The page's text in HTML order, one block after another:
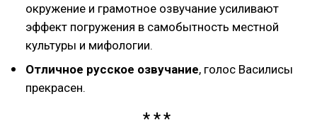
окружение и грамотное озвучание усиливают
эффект погружения в самобытность местной
культуры и мифологии.
Отличное русское озвучание, голос Василисы
прекрасен.